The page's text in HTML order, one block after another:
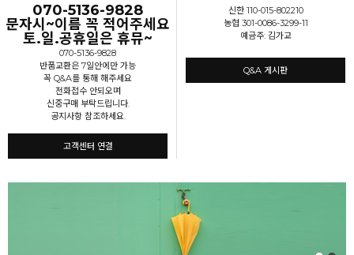
070-5136-9828
문자시~이름 꼭 적어주세요
토.일.공휴일은 휴뮤~
070-5136-9828
반품교환은 7일안에만 가능
꼭 Q&A를 통해 해주세요
전화접수 안되오며
신중구매 부탁드립니다.
공지사항 참조하세요.
고객센터 연결
신한 110-015-802210
농협 301-0086-3299-11
예금주: 김가교
Q&A 게시판